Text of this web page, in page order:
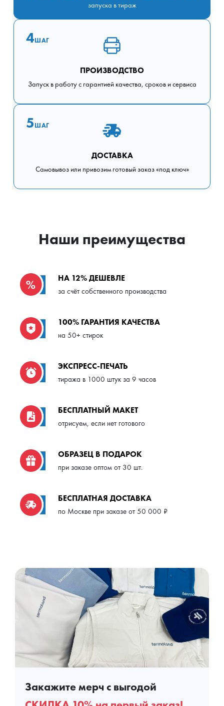
запуска в тираж
4ШАГ
ПРОИЗВОДСТВО
Запуск в работу с гарантией качества, сроков и сервиса
5ШАГ
ДОСТАВКА
Самовывоз или привозим готовый заказ «под ключ»
Наши преимущества
НА 12% ДЕШЕВЛЕ
за счёт собственного производства
100% ГАРАНТИЯ КАЧЕСТВА
на 50+ стирок
ЭКСПРЕСС-ПЕЧАТЬ
тиража в 1000 штук за 9 часов
БЕСПЛАТНЫЙ МАКЕТ
отрисуем, если нет готового
ОБРАЗЕЦ В ПОДАРОК
при заказе оптом от 30 шт.
БЕСПЛАТНАЯ ДОСТАВКА
по Москве при заказе от 50 000 ₽
Закажите мерч с выгодой